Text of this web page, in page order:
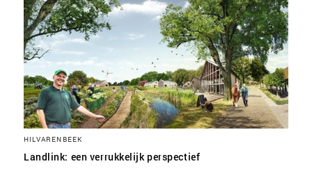
HILVARENBEEK
Landlink: een verrukkelijk perspectief